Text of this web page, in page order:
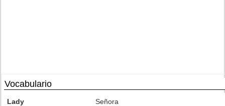
Vocabulario
Lady Señora